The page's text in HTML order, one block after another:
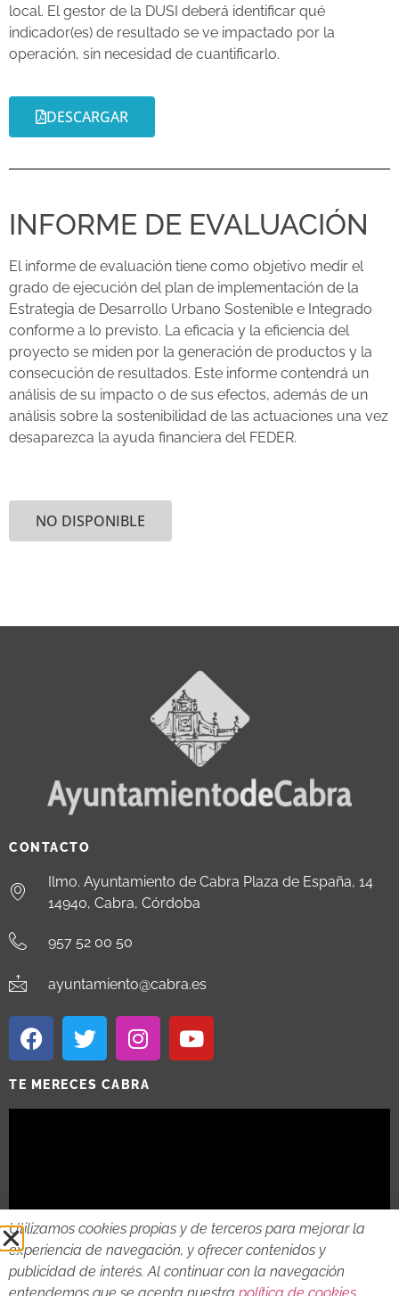
local. El gestor de la DUSI deberá identificar qué
indicador(es) de resultado se ve impactado por la
operación, sin necesidad de cuantificarlo.
DESCARGAR
INFORME DE EVALUACIÓN
El informe de evaluación tiene como objetivo medir el
grado de ejecución del plan de implementación de la
Estrategia de Desarrollo Urbano Sostenible e Integrado
conforme a lo previsto. La eficacia y la eficiencia del
proyecto se miden por la generación de productos y la
consecución de resultados. Este informe contendrá un
análisis de su impacto o de sus efectos, además de un
análisis sobre la sostenibilidad de las actuaciones una vez
desaparezca la ayuda financiera del FEDER.
NO DISPONIBLE
CONTACTO
Ilmo. Ayuntamiento de Cabra Plaza de España, 14
14940, Cabra, Córdoba
957 52 00 50
ayuntamiento@cabra.es
TE MERECES CABRA
Utilizamos cookies propias y de terceros para mejorar la
experiencia de navegación, y ofrecer contenidos y
publicidad de interés. Al continuar con la navegación
entendemos que se acepta nuestra política de cookies